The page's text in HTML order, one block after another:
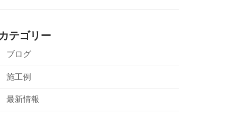
カテゴリー
ブログ
施工例
最新情報